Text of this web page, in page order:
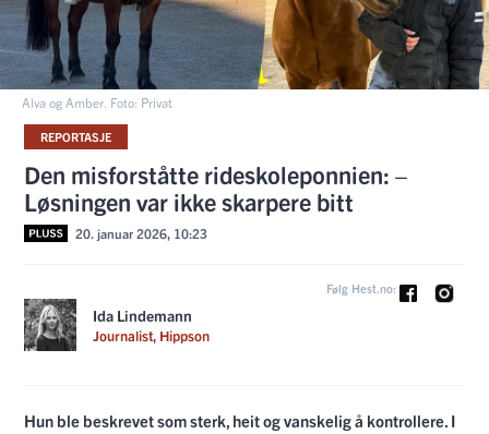
Alva og Amber. Foto: Privat
REPORTASJE
Den misforståtte rideskoleponnien: –
Løsningen var ikke skarpere bitt
20. januar 2026, 10:23
Ida Lindemann
Journalist, Hippson
Følg Hest.no:
Hun ble beskrevet som sterk, heit og vanskelig å kontrollere. I